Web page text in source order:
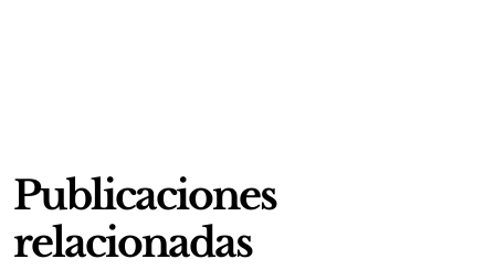
Publicaciones
relacionadas